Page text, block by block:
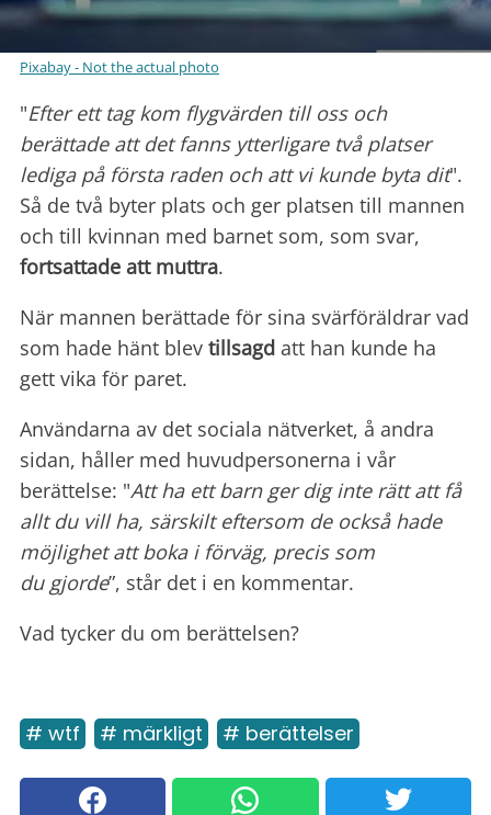
Pixabay - Not the actual photo
"Efter ett tag kom flygvärden till oss och
berättade att det fanns ytterligare två platser
lediga på första raden och att vi kunde byta dit".
Så de två byter plats och ger platsen till mannen
och till kvinnan med barnet som, som svar,
fortsattade att muttra.
När mannen berättade för sina svärföräldrar vad
som hade hänt blev tillsagd att han kunde ha
gett vika för paret.
Användarna av det sociala nätverket, å andra
sidan, håller med huvudpersonerna i vår
berättelse: "Att ha ett barn ger dig inte rätt att få
allt du vill ha, särskilt eftersom de också hade
möjlighet att boka i förväg, precis som
du gjorde”, står det i en kommentar.
Vad tycker du om berättelsen?
# wtf # märkligt # berättelser